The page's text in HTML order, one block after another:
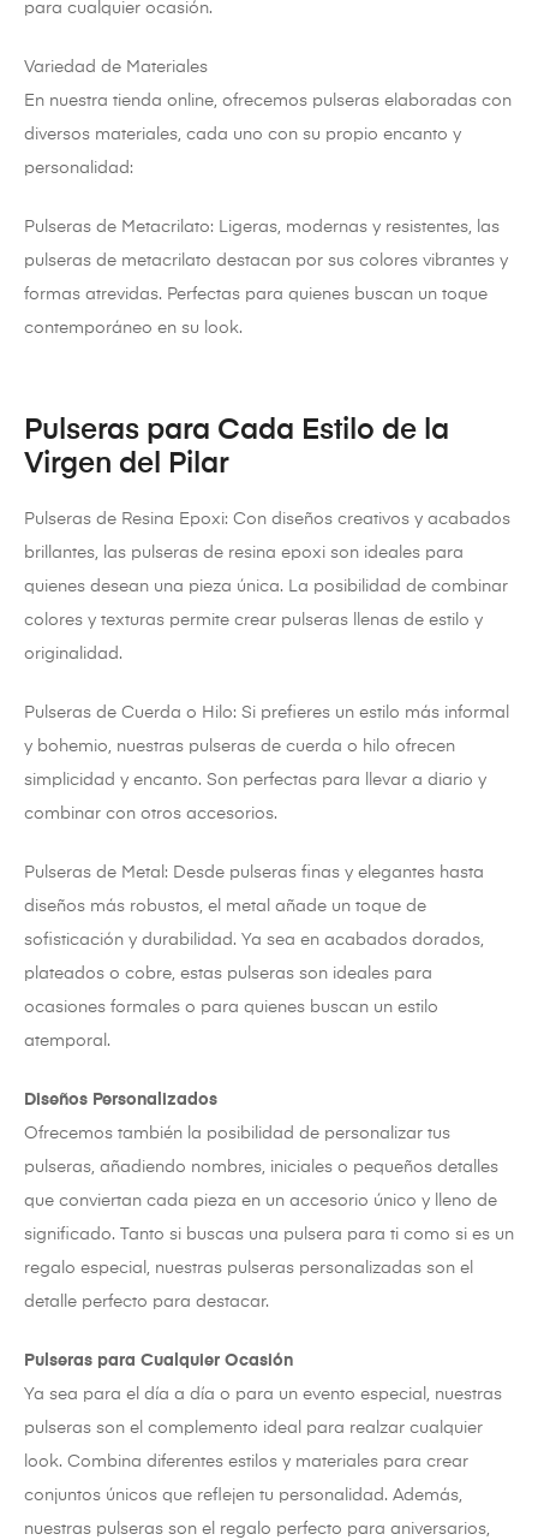
para cualquier ocasión.
Variedad de Materiales
En nuestra tienda online, ofrecemos pulseras elaboradas con
diversos materiales, cada uno con su propio encanto y
personalidad:
Pulseras de Metacrilato: Ligeras, modernas y resistentes, las
pulseras de metacrilato destacan por sus colores vibrantes y
formas atrevidas. Perfectas para quienes buscan un toque
contemporáneo en su look.
Pulseras para Cada Estilo de la
Virgen del Pilar
Pulseras de Resina Epoxi: Con diseños creativos y acabados
brillantes, las pulseras de resina epoxi son ideales para
quienes desean una pieza única. La posibilidad de combinar
colores y texturas permite crear pulseras llenas de estilo y
originalidad.
Pulseras de Cuerda o Hilo: Si prefieres un estilo más informal
y bohemio, nuestras pulseras de cuerda o hilo ofrecen
simplicidad y encanto. Son perfectas para llevar a diario y
combinar con otros accesorios.
Pulseras de Metal: Desde pulseras finas y elegantes hasta
diseños más robustos, el metal añade un toque de
sofisticación y durabilidad. Ya sea en acabados dorados,
plateados o cobre, estas pulseras son ideales para
ocasiones formales o para quienes buscan un estilo
atemporal.
Diseños Personalizados
Ofrecemos también la posibilidad de personalizar tus
pulseras, añadiendo nombres, iniciales o pequeños detalles
que conviertan cada pieza en un accesorio único y lleno de
significado. Tanto si buscas una pulsera para ti como si es un
regalo especial, nuestras pulseras personalizadas son el
detalle perfecto para destacar.
Pulseras para Cualquier Ocasión
Ya sea para el día a día o para un evento especial, nuestras
pulseras son el complemento ideal para realzar cualquier
look. Combina diferentes estilos y materiales para crear
conjuntos únicos que reflejen tu personalidad. Además,
nuestras pulseras son el regalo perfecto para aniversarios,